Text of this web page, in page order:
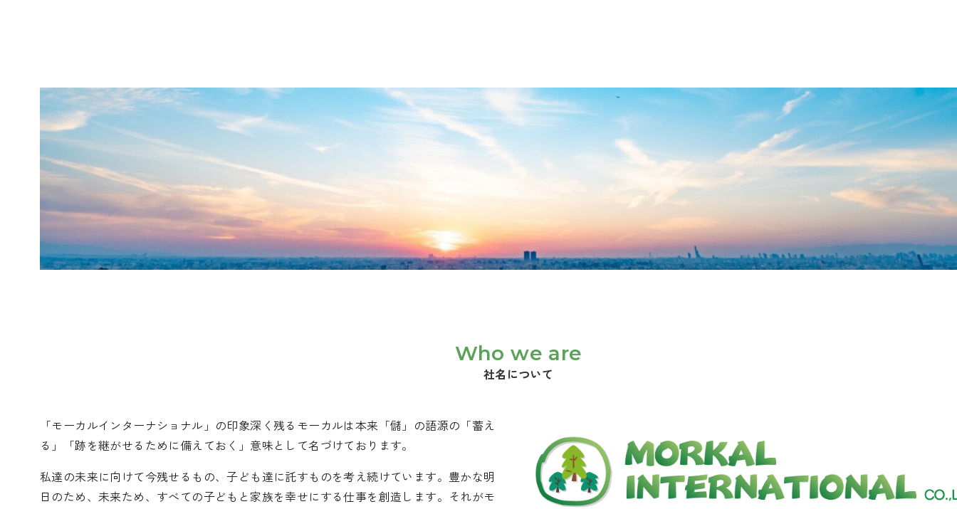
Who we are
社名について
「モーカルインターナショナル」の印象深く残るモーカルは本来「儲」の語源の「蓄え
る」「跡を継がせるために備えておく」意味として名づけております。
私達の未来に向けて今残せるもの、子ども達に託すものを考え続けています。豊かな明
日のため、未来ため、すべての子どもと家族を幸せにする仕事を創造します。それがモ